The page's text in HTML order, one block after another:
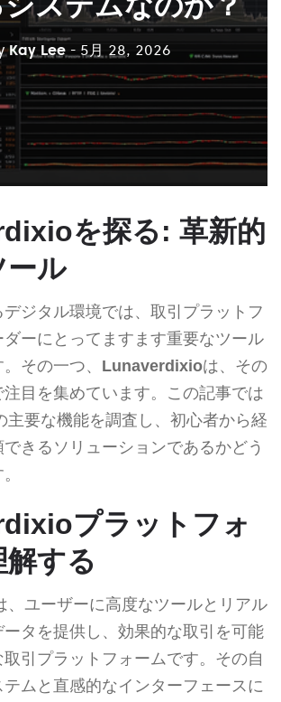
Kay Lee - 5月 28, 2026
を探る: 革新的
ール
ジタル環境では、取引プラットフ
ダーにとってますます重要なツール
その一つ、 Lunaverdixioは、その
目を集めています。この記事では
主要な機能を調査し、初心者から経
きるソリューションであるかどう
プラットフォ
する
、ユーザーに高度なツールとリアル
ータを提供し、効果的な取引を可能
引プラットフォームです。その自
ムと直感的なインターフェースに